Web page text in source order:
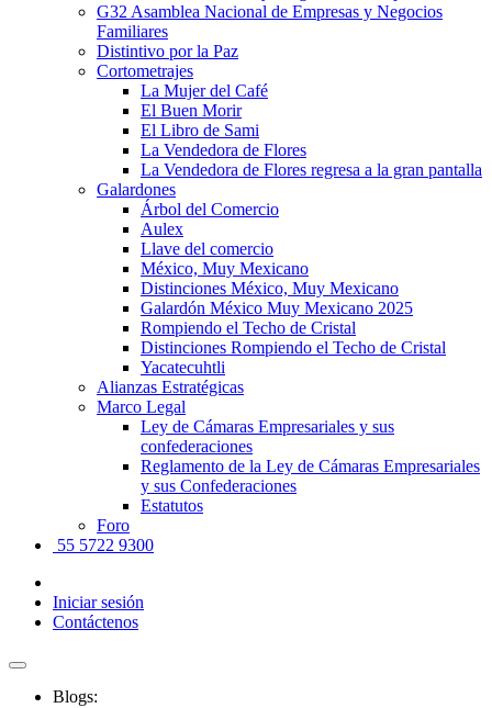
G32 Asamblea Nacional de Empresas y Negocios
Familiares
Distintivo por la Paz
Cortometrajes
La Mujer del Café
El Buen Morir
El Libro de Sami
La Vendedora de Flores
La Vendedora de Flores regresa a la gran pantalla
Galardones
Árbol del Comercio
Aulex
Llave del comercio
México, Muy Mexicano
Distinciones México, Muy Mexicano
Galardón México Muy Mexicano 2025
Rompiendo el Techo de Cristal
Distinciones Rompiendo el Techo de Cristal
Yacatecuhtli
Alianzas Estratégicas
Marco Legal
Ley de Cámaras Empresariales y sus
confederaciones
Reglamento de la Ley de Cámaras Empresariales
y sus Confederaciones
Estatutos
Foro
55 5722 9300
Iniciar sesión
Contáctenos
Blogs: